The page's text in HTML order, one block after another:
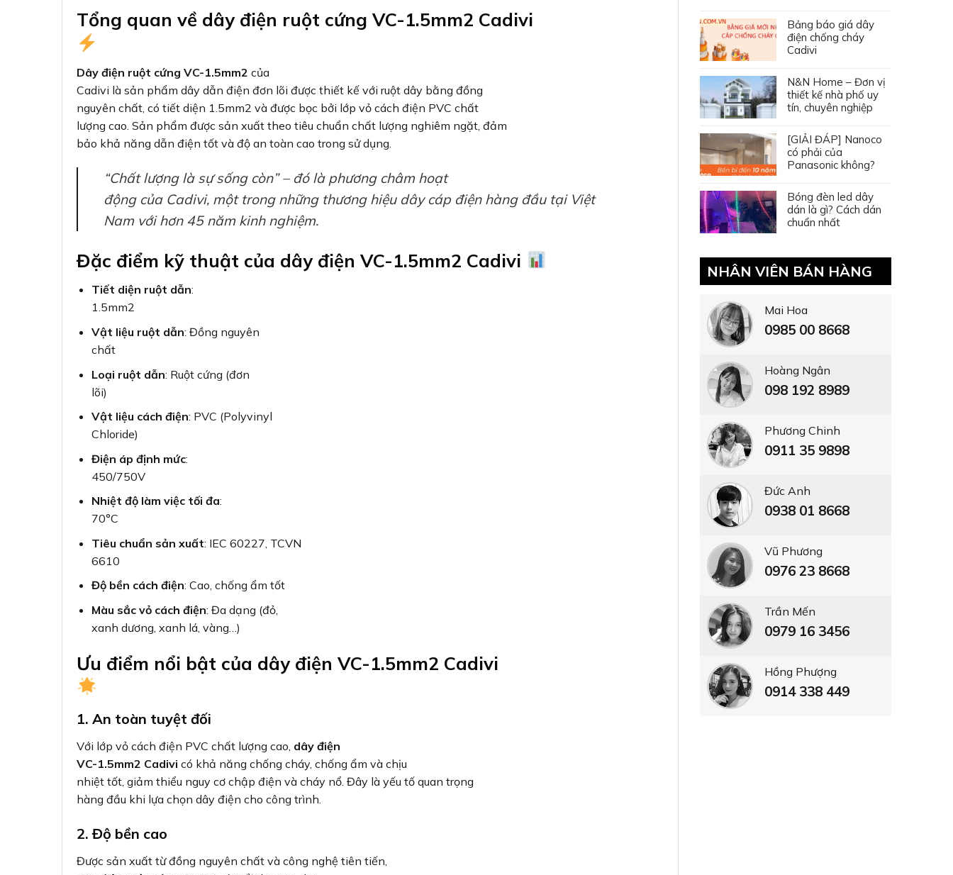
Tổng quan về dây điện ruột cứng VC-1.5mm2 Cadivi
Dây điện ruột cứng VC-1.5mm2 của
Cadivi là sản phẩm dây dẫn điện đơn lõi được thiết kế với ruột dây bằng đồng
nguyên chất, có tiết diện 1.5mm2 và được bọc bởi lớp vỏ cách điện PVC chất
lượng cao. Sản phẩm được sản xuất theo tiêu chuẩn chất lượng nghiêm ngặt, đảm
bảo khả năng dẫn điện tốt và độ an toàn cao trong sử dụng.
“Chất lượng là sự sống còn” – đó là phương châm hoạt
động của Cadivi, một trong những thương hiệu dây cáp điện hàng đầu tại Việt
Nam với hơn 45 năm kinh nghiệm.
Đặc điểm kỹ thuật của dây điện VC-1.5mm2 Cadivi
Tiết diện ruột dẫn:
1.5mm2
Vật liệu ruột dẫn: Đồng nguyên
chất
Loại ruột dẫn: Ruột cứng (đơn
lõi)
Vật liệu cách điện: PVC (Polyvinyl
Chloride)
Điện áp định mức:
450/750V
Nhiệt độ làm việc tối đa:
70°C
Tiêu chuẩn sản xuất: IEC 60227, TCVN
6610
Độ bền cách điện: Cao, chống ẩm tốt
Màu sắc vỏ cách điện: Đa dạng (đỏ,
xanh dương, xanh lá, vàng…)
Ưu điểm nổi bật của dây điện VC-1.5mm2 Cadivi
1. An toàn tuyệt đối
Với lớp vỏ cách điện PVC chất lượng cao, dây điện
VC-1.5mm2 Cadivi có khả năng chống cháy, chống ẩm và chịu
nhiệt tốt, giảm thiểu nguy cơ chập điện và cháy nổ. Đây là yếu tố quan trọng
hàng đầu khi lựa chọn dây điện cho công trình.
2. Độ bền cao
Được sản xuất từ đồng nguyên chất và công nghệ tiên tiến,
Bảng báo giá dây
điện chống cháy
Cadivi
N&N Home – Đơn vị
thiết kế nhà phố uy
tín, chuyên nghiệp
[GIẢI ĐÁP] Nanoco
có phải của
Panasonic không?
Bóng đèn led dây
dán là gì? Cách dán
chuẩn nhất
NHÂN VIÊN BÁN HÀNG
Mai Hoa
0985 00 8668
Hoàng Ngân
098 192 8989
Phương Chinh
0911 35 9898
Đức Anh
0938 01 8668
Vũ Phương
0976 23 8668
Trần Mến
0979 16 3456
Hồng Phượng
0914 338 449